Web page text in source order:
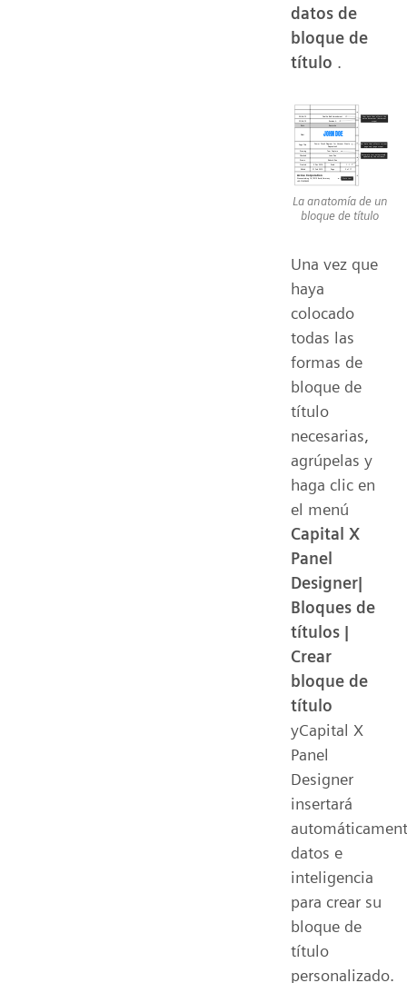
datos de
bloque de
título .
La anatomía de un
bloque de título
Una vez que
haya
colocado
todas las
formas de
bloque de
título
necesarias,
agrúpelas y
haga clic en
el menú
Capital X
Panel
Designer|
Bloques de
títulos |
Crear
bloque de
título
yCapital X
Panel
Designer
insertará
datos e
inteligencia
para crear su
bloque de
título
personalizado.